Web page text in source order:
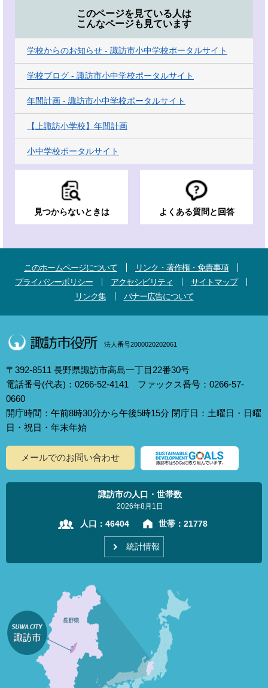
このページを見ている人は
こんなページも見ています
学校からのお知らせ - 諏訪市小中学校ポータルサイト
学校ブログ - 諏訪市小中学校ポータルサイト
年間計画 - 諏訪市小中学校ポータルサイト
【上諏訪小学校】年間計画
小中学校ポータルサイト
見つからないときは よくある質問と回答
このホームページについて
リンク・著作権・免責事項
プライバシーポリシー
アクセシビリティ
サイトマップ
リンク集
バナー広告について
法人番号2000020202061
〒392-8511 長野県諏訪市高島一丁目22番30号
電話番号(代表)：0266-52-4141 ファックス番号：0266-57-
0660
開庁時間：午前8時30分から午後5時15分 閉庁日：土曜日・日曜
日・祝日・年末年始
メールでのお問い合わせ
諏訪市の人口・世帯数
2026年8月1日
人口： 46404 世帯： 21778
統計情報